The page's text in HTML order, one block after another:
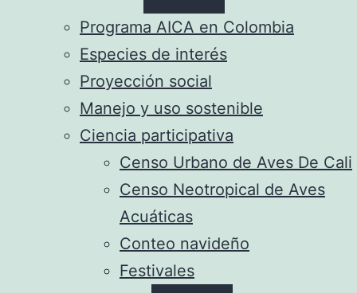
el
menú
Programa AICA en Colombia
Especies de interés
Proyección social
Manejo y uso sostenible
Ciencia participativa
Censo Urbano de Aves De Cali
Censo Neotropical de Aves
Acuáticas
Conteo navideño
Festivales